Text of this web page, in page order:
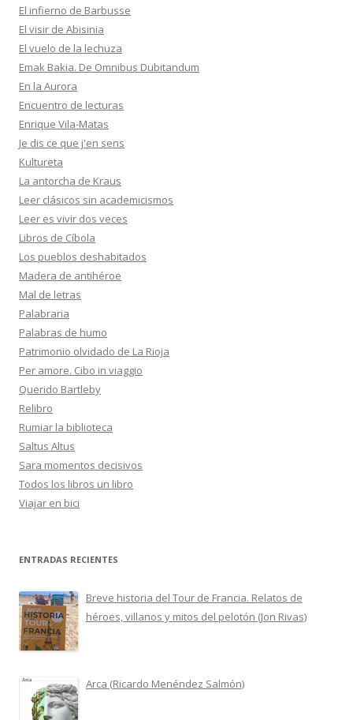
El infierno de Barbusse
El visir de Abisinia
El vuelo de la lechuza
Emak Bakia. De Omnibus Dubitandum
En la Aurora
Encuentro de lecturas
Enrique Vila-Matas
Je dis ce que j'en sens
Kultureta
La antorcha de Kraus
Leer clásicos sin academicismos
Leer es vivir dos veces
Libros de Cíbola
Los pueblos deshabitados
Madera de antihéroe
Mal de letras
Palabraria
Palabras de humo
Patrimonio olvidado de La Rioja
Per amore. Cibo in viaggio
Querido Bartleby
Relibro
Rumiar la biblioteca
Saltus Altus
Sara momentos decisivos
Todos los libros un libro
Viajar en bici
ENTRADAS RECIENTES
Breve historia del Tour de Francia. Relatos de
héroes, villanos y mitos del pelotón (Jon Rivas)
Arca (Ricardo Menéndez Salmón)